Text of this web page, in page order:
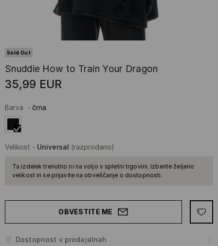
Sold Out
Snuddie How to Train Your Dragon
35,99 EUR
Barva - črna
Velikost - Universal (razprodano)
Ta izdelek trenutno ni na voljo v spletni trgovini. Izberite željeno
velikost in se prijavite na obveščanje o dostopnosti.
OBVESTITE ME
Dostopnost v prodajalnah